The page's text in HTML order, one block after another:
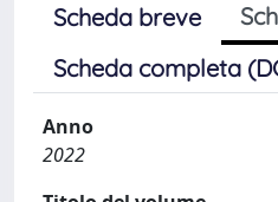
Scheda breve
Scheda completa
Anno
2022